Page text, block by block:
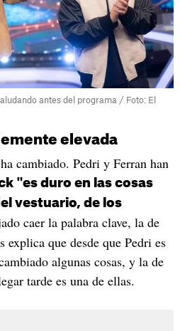
antes del programa / Foto: El
elevada
cambiado. Pedri y Ferran han
"es duro en las cosas
vestuario, de los
caer la palabra clave, la de
explica que desde que Pedri es
algunas cosas, y la de
tarde es una de ellas.